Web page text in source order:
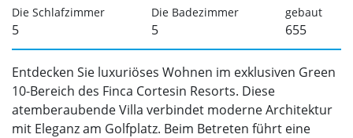
Die Schlafzimmer
5
Die Badezimmer
5
gebaut
655
Entdecken Sie luxuriöses Wohnen im exklusiven Green
10-Bereich des Finca Cortesin Resorts. Diese
atemberaubende Villa verbindet moderne Architektur
mit Eleganz am Golfplatz. Beim Betreten führt eine